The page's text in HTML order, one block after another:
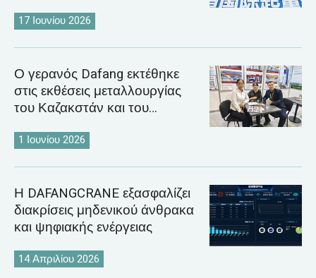
17 Ιουνίου 2026
Ο γερανός Dafang εκτέθηκε
στις εκθέσεις μεταλλουργίας
του Καζακστάν και του
1 Ιουνίου 2026
Η DAFANGCRANE εξασφαλίζει
διακρίσεις μηδενικού άνθρακα
και ψηφιακής ενέργειας
14 Απριλίου 2026